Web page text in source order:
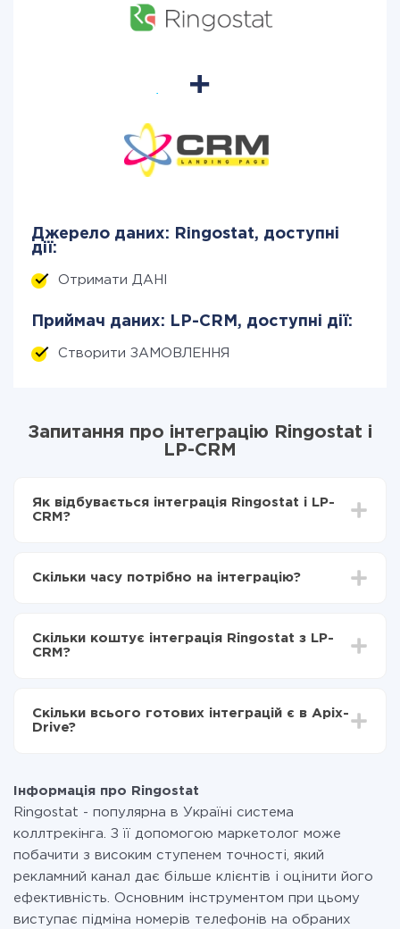
Джерело даних: Ringostat, доступні
дії:
Отримати ДАНІ
Приймач даних: LP-CRM, доступні дії:
Створити ЗАМОВЛЕННЯ
Запитання про інтеграцію Ringostat і
LP-CRM
Як відбувається інтеграція Ringostat і LP-
CRM?
Вибираєте які дані передавати з Ringostat в LP-
Тепер дані будуть автоматично передаватися з
Ringostat в LP-CRM
Скільки часу потрібно на інтеграцію?
становити від 5-ти до 30-хвилин. У середньому
налаштування займає 10-15 хвилин.
Скільки коштує інтеграція Ringostat з LP-
CRM?
Ви оплачуєте лише кількість даних, які за фактом
передаються з однієї вашої системи в іншу через
при необхідності. Детальніше про
Скільки всього готових інтеграцій є в Apix-
Drive?
Інформація про Ringostat
Ringostat - популярна в Україні система
коллтрекінга. З її допомогою маркетолог може
побачити з високим ступенем точності, який
рекламний канал дає більше клієнтів і оцінити його
ефективність. Основним інструментом при цьому
виступає підміна номерів телефонів на обраних